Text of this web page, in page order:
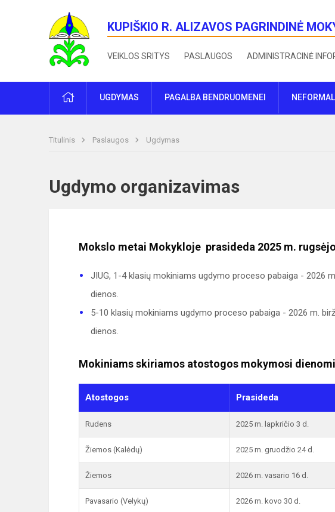
KUPIŠKIO R. ALIZAVOS PAGRINDINĖ
VEIKLOS SRITYS PASLAUGOS ADMINISTRACINĖ
PRADŽIAUGDYMAS PAGALBA BENDRUOMENEI
Titulinis Paslaugos Ugdymas
Ugdymo organizavimas
Mokslo metai Mokykloje prasideda 2025 m.
JIUG, 1-4 klasių mokiniams ugdymo proceso pabaiga - 2026
dienos.
5-10 klasių mokiniams ugdymo proceso pabaiga - 2026 m.
dienos.
Mokiniams skiriamos atostogos mokymosi
Atostogos Prasideda
Rudens 2025 m. lapkričio 3 d.
Žiemos (Kalėdų) 2025 m. gruodžio 24 d.
Žiemos 2026 m. vasario 16 d.
Pavasario (Velykų) 2026 m. kovo 30 d.